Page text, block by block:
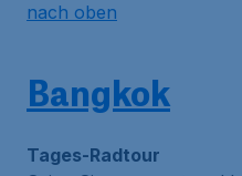
nach oben
Bangkok
Tages-Radtour